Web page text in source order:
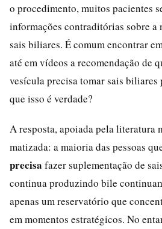
o procedimento, muitos pacientes
informações contraditórias sobre a
sais biliares. É comum encontrar
até em vídeos a recomendação de
vesícula precisa tomar sais biliares
que isso é verdade?
A resposta, apoiada pela literatura
matizada: a maioria das pessoas
precisa fazer suplementação de
continua produzindo bile
apenas um reservatório que
em momentos estratégicos. No